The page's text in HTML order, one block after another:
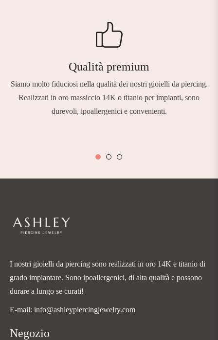
Qualità premium
Siamo molto fiduciosi nella qualità dei nostri gioielli da piercing.
Realizzati in oro massiccio 14K o titanio per impianti, sono
durevoli, ipoallergenici e convenienti.
I nostri gioielli da piercing sono realizzati in oro 14K e titanio di
grado implantare. Sono ipoallergenici, di alta qualità e possono
durare a lungo se curati!
E-mail: info@ashleypiercingjewelry.com
Negozio